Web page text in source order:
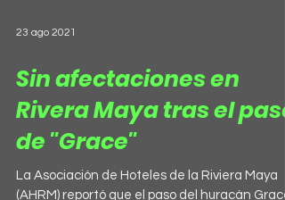
23 ago 2021
Sin afectaciones en
Rivera Maya tras el paso
de "Grace"